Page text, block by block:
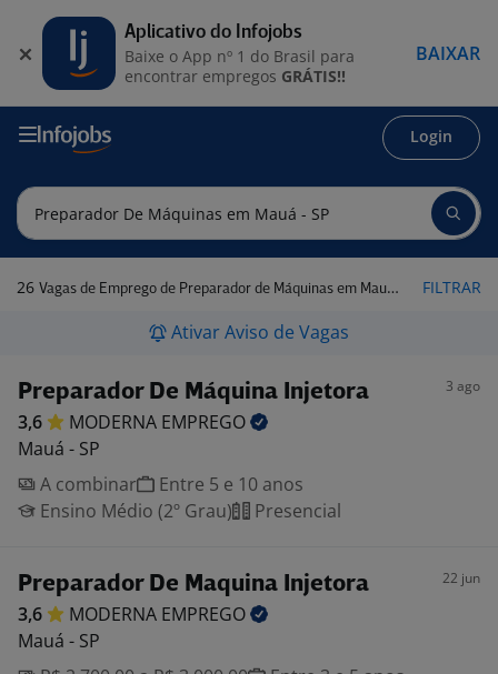
Login
26 Vagas de Emprego de Preparador de Máquinas em Mauá - SP FILTRAR
Ativar Aviso de Vagas
Preparador De Máquina Injetora 3 ago
3,6 MODERNA EMPREGO
Mauá - SP
A combinar
Entre 5 e 10 anos
Ensino Médio (2º Grau)
Presencial
Preparador De Maquina Injetora 22 jun
3,6 MODERNA EMPREGO
Mauá - SP
Aplicativo do Infojobs
Baixe o App nº 1 do Brasil para
encontrar empregos GRÁTIS!!
BAIXAR